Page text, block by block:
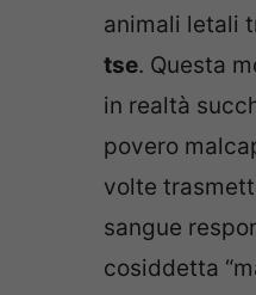
animali letali
tse. Questa
in realtà
povero
volte
sangue
cosiddetta